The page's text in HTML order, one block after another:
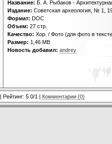
Название: Б. А. Рыбаков -
Издание: Советская археология, № 1,
Формат: DOC
Объем: 27 стр.
Качество: Хор. / Фото (для фото в
Размер: 1,46 MB
Новость добавил: andrey
| Рейтинг: 5.0/1 | Комментарии (0)